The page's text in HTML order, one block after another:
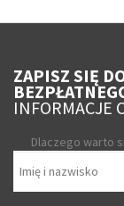
ZAPISZ SIĘ
INFORMACJE
Dlaczego warto